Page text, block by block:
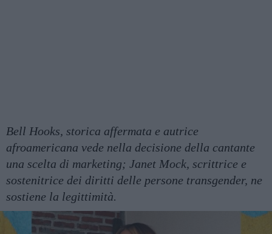
Bell Hooks, storica affermata e autrice
afroamericana vede nella decisione della cantante
una scelta di marketing; Janet Mock, scrittrice e
sostenitrice dei diritti delle persone transgender, ne
sostiene la legittimità.